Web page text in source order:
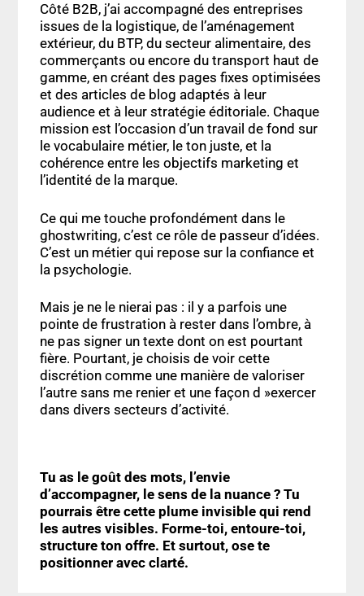
Côté B2B, j’ai accompagné des entreprises
issues de la logistique, de l’aménagement
extérieur, du BTP, du secteur alimentaire, des
commerçants ou encore du transport haut de
gamme, en créant des pages fixes optimisées
et des articles de blog adaptés à leur
audience et à leur stratégie éditoriale. Chaque
mission est l’occasion d’un travail de fond sur
le vocabulaire métier, le ton juste, et la
cohérence entre les objectifs marketing et
l’identité de la marque.
Ce qui me touche profondément dans le
ghostwriting, c’est ce rôle de passeur d’idées.
C’est un métier qui repose sur la confiance et
la psychologie.
Mais je ne le nierai pas : il y a parfois une
pointe de frustration à rester dans l’ombre, à
ne pas signer un texte dont on est pourtant
fière. Pourtant, je choisis de voir cette
discrétion comme une manière de valoriser
l’autre sans me renier et une façon d »exercer
dans divers secteurs d’activité.
Tu as le goût des mots, l’envie
d’accompagner, le sens de la nuance ? Tu
pourrais être cette plume invisible qui rend
les autres visibles. Forme-toi, entoure-toi,
structure ton offre. Et surtout, ose te
positionner avec clarté.